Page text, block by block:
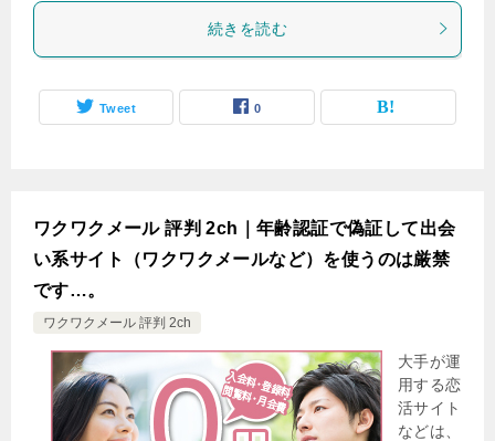
続きを読む
Tweet 0
ワクワクメール 評判 2ch｜年齢認証で偽証して出会
い系サイト（ワクワクメールなど）を使うのは厳禁
です…。
ワクワクメール 評判 2ch
大手が運
用する恋
活サイト
などは、